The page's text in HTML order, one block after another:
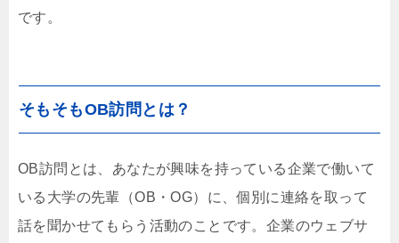
です。
そもそもOB訪問とは？
OB訪問とは、あなたが興味を持っている企業で働いて
いる大学の先輩（OB・OG）に、個別に連絡を取って
話を聞かせてもらう活動のことです。企業のウェブサ